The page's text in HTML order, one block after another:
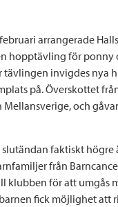
arrangerade
hopptävling för ponny
tävlingen invigdes nya
på. Överskottet
och
faktiskt högre
från
klubben för att umgås
fick möjlighet att